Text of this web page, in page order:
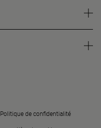
Politique de confidentialité